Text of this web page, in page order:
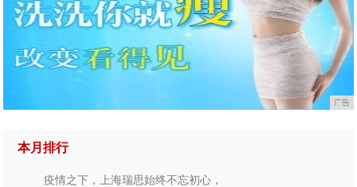
广告
本月排行
疫情之下，上海瑞思始终不忘初心，